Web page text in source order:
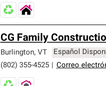
CG Family
Burlington, VT
Español
(802) 355-4525
Correo